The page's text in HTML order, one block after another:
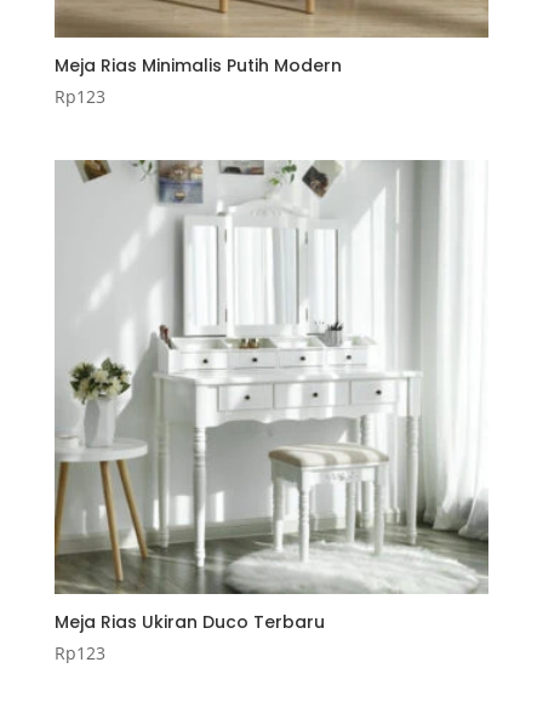
Meja Rias Minimalis Putih Modern
Rp123
Meja Rias Ukiran Duco Terbaru
Rp123